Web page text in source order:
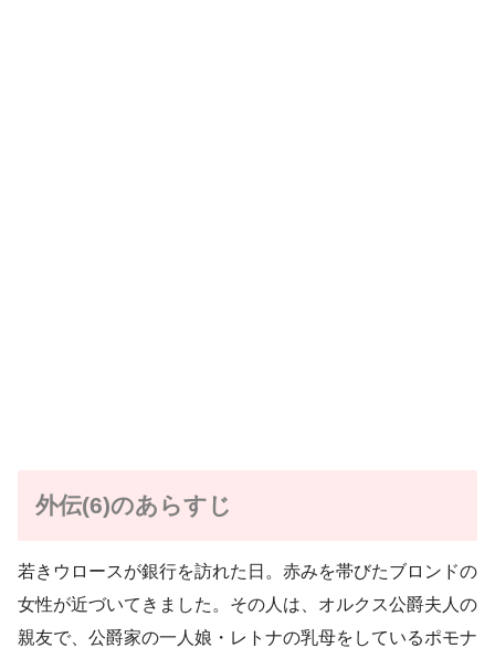
外伝(6)のあらすじ
若きウロースが銀行を訪れた日。赤みを帯びたブロンドの
女性が近づいてきました。その人は、オルクス公爵夫人の
親友で、公爵家の一人娘・レトナの乳母をしているポモナ